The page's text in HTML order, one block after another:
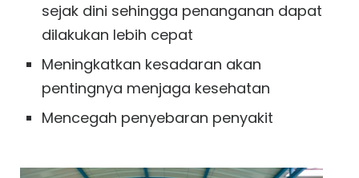
sejak dini sehingga penanganan dapat
dilakukan lebih cepat
Meningkatkan kesadaran akan
pentingnya menjaga kesehatan
Mencegah penyebaran penyakit